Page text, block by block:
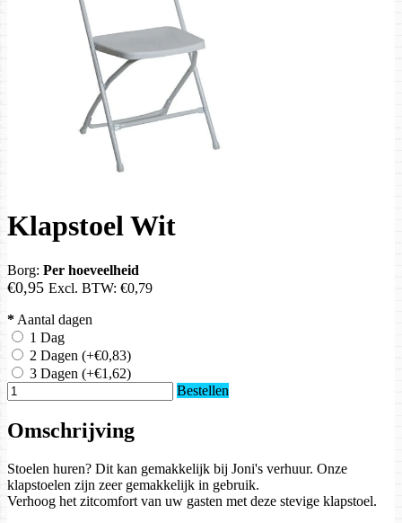
Klapstoel Wit
Borg: Per hoeveelheid
€0,95 Excl. BTW: €0,79
* Aantal dagen
1 Dag
2 Dagen (+€0,83)
3 Dagen (+€1,62)
Bestellen
Omschrijving
Stoelen huren? Dit kan gemakkelijk bij Joni's verhuur. Onze
klapstoelen zijn zeer gemakkelijk in gebruik.
Verhoog het zitcomfort van uw gasten met deze stevige klapstoel.